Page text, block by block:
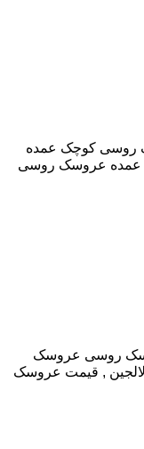
روسی کوچک عمده
عروسک روسی
روسی عروسک
, قیمت عروسک